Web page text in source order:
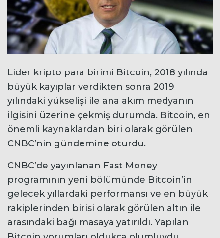
Lider kripto para birimi Bitcoin, 2018 yılında
büyük kayıplar verdikten sonra 2019
yılındaki yükselişi ile ana akım medyanın
ilgisini üzerine çekmiş durumda. Bitcoin, en
önemli kaynaklardan biri olarak görülen
CNBC’nin gündemine oturdu.
CNBC’de yayınlanan Fast Money
programının yeni bölümünde Bitcoin’in
gelecek yıllardaki performansı ve en büyük
rakiplerinden birisi olarak görülen altın ile
arasındaki bağı masaya yatırıldı. Yapılan